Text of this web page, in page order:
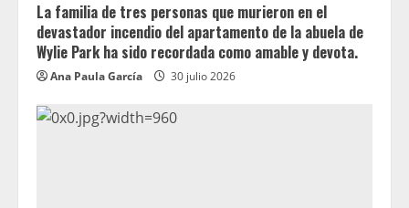
La familia de tres personas que murieron en el
devastador incendio del apartamento de la abuela de
Wylie Park ha sido recordada como amable y devota.
Ana Paula García 30 julio 2026